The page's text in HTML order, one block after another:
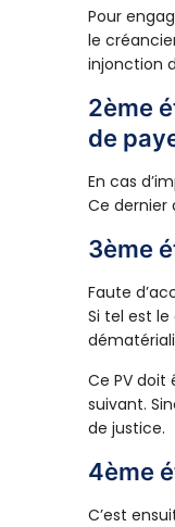
Pour
le
injonction
2ème
de
En cas
Ce dernier
3ème
Faute
Si tel est
Ce PV doit
suivant.
de justice.
4ème
C’est